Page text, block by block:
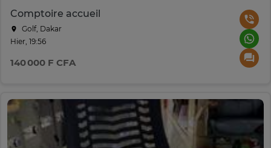
Comptoire accueil
Golf, Dakar
Hier, 19:56
140 000 F CFA